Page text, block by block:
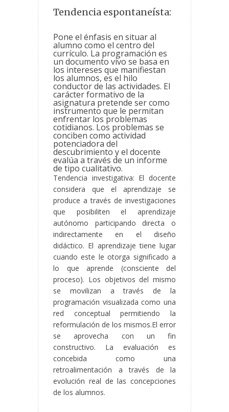
Tendencia espontaneísta:
Pone el énfasis en situar al
alumno como el centro del
currículo. La programación es
un documento vivo se basa en
los intereses que manifiestan
los alumnos, es el hilo
conductor de las actividades. El
carácter formativo de la
asignatura pretende ser como
instrumento que le permitan
enfrentar los problemas
cotidianos. Los problemas se
conciben como actividad
potenciadora del
descubrimiento y el docente
evalúa a través de un informe
de tipo cualitativo.
Tendencia investigativa: El docente
considera que el aprendizaje se
produce a través de investigaciones
que posibiliten el aprendizaje
autónomo participando directa o
indirectamente en el diseño
didáctico. El aprendizaje tiene lugar
cuando este le otorga significado a
lo que aprende (consciente del
proceso). Los objetivos del mismo
se movilizan a través de la
programación visualizada como una
red conceptual permitiendo la
reformulación de los mismos.El error
se aprovecha con un fin
constructivo. La evaluación es
concebida como una
retroalimentación a través de la
evolución real de las concepciones
de los alumnos.